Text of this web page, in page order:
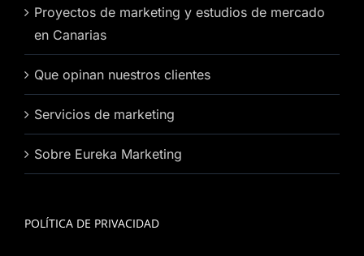
Proyectos de marketing y estudios de mercado
en Canarias
Que opinan nuestros clientes
Servicios de marketing
Sobre Eureka Marketing
POLÍTICA DE PRIVACIDAD